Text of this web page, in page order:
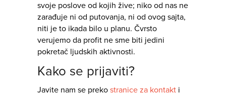
svoje poslove od kojih žive; niko od nas ne
zarađuje ni od putovanja, ni od ovog sajta,
niti je to ikada bilo u planu. Čvrsto
verujemo da profit ne sme biti jedini
pokretač ljudskih aktivnosti.
Kako se prijaviti?
Javite nam se preko stranice za kontakt i